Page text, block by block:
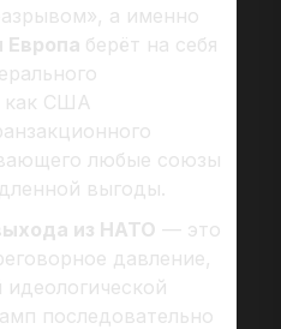
а именно
Европа берёт на себя
как США
любые союзы
выгоды.
из НАТО — это
давление,
последовательно